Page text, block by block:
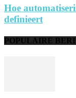
Hoe
definieert
POPULAIRE